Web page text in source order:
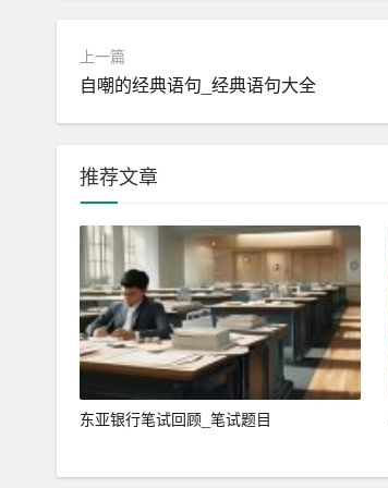
速响应市场需求。
四、营销策略
1. 品牌推广：通过社交媒体、时尚
2. 内容营销：打造优质内容，如时
3. 精准营销：利用大数据分析用户
4. 促销活动：定期开展促销活动，
5. 线上线下联动：与线下实体店合
五、运营模式
上一篇
自嘲的经典语句_经典语句大全
推荐文章
东亚银行笔试回顾_笔试题目